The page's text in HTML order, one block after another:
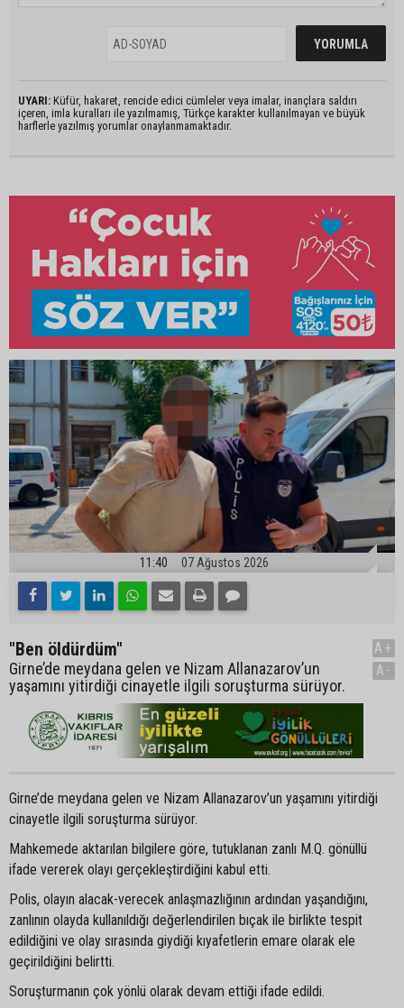
UYARI: Küfür, hakaret, rencide edici cümleler veya imalar, inançlara saldırı
içeren, imla kuralları ile yazılmamış, Türkçe karakter kullanılmayan ve büyük
harflerle yazılmış yorumlar onaylanmamaktadır.
11:40 07 Ağustos 2026
"Ben öldürdüm"
Girne’de meydana gelen ve Nizam Allanazarov’un
yaşamını yitirdiği cinayetle ilgili soruşturma sürüyor.
A+
A-
Girne’de meydana gelen ve Nizam Allanazarov’un yaşamını yitirdiği
cinayetle ilgili soruşturma sürüyor.
Mahkemede aktarılan bilgilere göre, tutuklanan zanlı M.Q. gönüllü
ifade vererek olayı gerçekleştirdiğini kabul etti.
Polis, olayın alacak-verecek anlaşmazlığının ardından yaşandığını,
zanlının olayda kullanıldığı değerlendirilen bıçak ile birlikte tespit
edildiğini ve olay sırasında giydiği kıyafetlerin emare olarak ele
geçirildiğini belirtti.
Soruşturmanın çok yönlü olarak devam ettiği ifade edildi.